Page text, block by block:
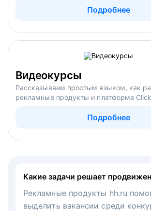
Подробнее
Видеокурсы
Рассказываем простым языком, как
рекламные продукты и платформа
Подробнее
Какие задачи решает
Рекламные продукты hh.ru
выделить вакансии среди